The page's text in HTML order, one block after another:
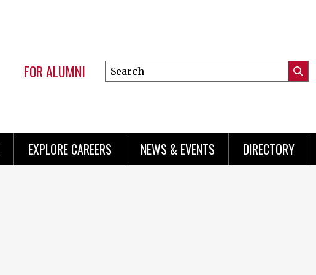
FOR ALUMNI
Search
this
EXPLORE CAREERS NEWS & EVENTS DIRECTORY